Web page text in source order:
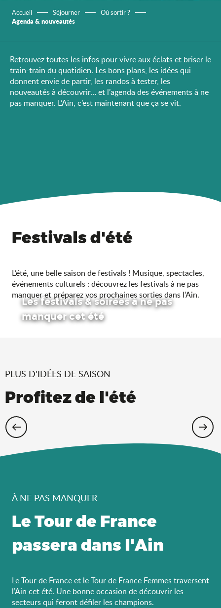
Accueil Séjourner Où sortir ?
Agenda & nouveautés
Retrouvez toutes les infos pour vivre aux éclats et briser le
train-train du quotidien. Les bons plans, les idées qui
donnent envie de partir, les randos à tester, les
nouveautés à découvrir… et l’agenda des événements à ne
pas manquer. L’Ain, c’est maintenant que ça se vit.
Festivals d'été
L’été, une belle saison de festivals ! Musique, spectacles,
événements culturels : découvrez les festivals à ne pas
manquer et préparez vos prochaines sorties dans l’Ain.
Les festivals & soirées à ne pas
manquer cet été
PLUS D'IDÉES DE SAISON
Profitez de l'été
Cet été, échappez-vous dans l’Ain !
À NE PAS MANQUER
Le Tour de France
passera dans l'Ain
Le Tour de France et le Tour de France Femmes traversent
l’Ain cet été. Une bonne occasion de découvrir les
secteurs qui feront défiler les champions.